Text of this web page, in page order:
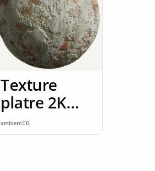
Texture
platre 2K
seamless
ambientCG